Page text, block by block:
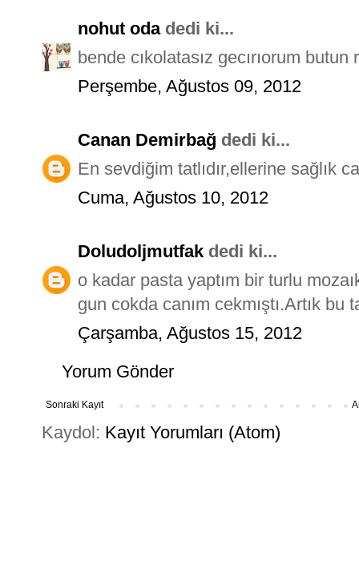
nohut odadedi ki...
bende cıkolatasız gecırıorum butun
Perşembe, Ağustos 09, 2012
Canan Demirbağ dedi ki...
En sevdiğim tatlıdır,ellerine sağlık
Cuma, Ağustos 10, 2012
Doludoljmutfak dedi ki...
o kadar pasta yaptım bir turlu
gun cokda canım cekmıştı.Artık
Çarşamba, Ağustos 15, 2012
Yorum Gönder
Sonraki Kayıt
Kaydol: Kayıt Yorumları (Atom)